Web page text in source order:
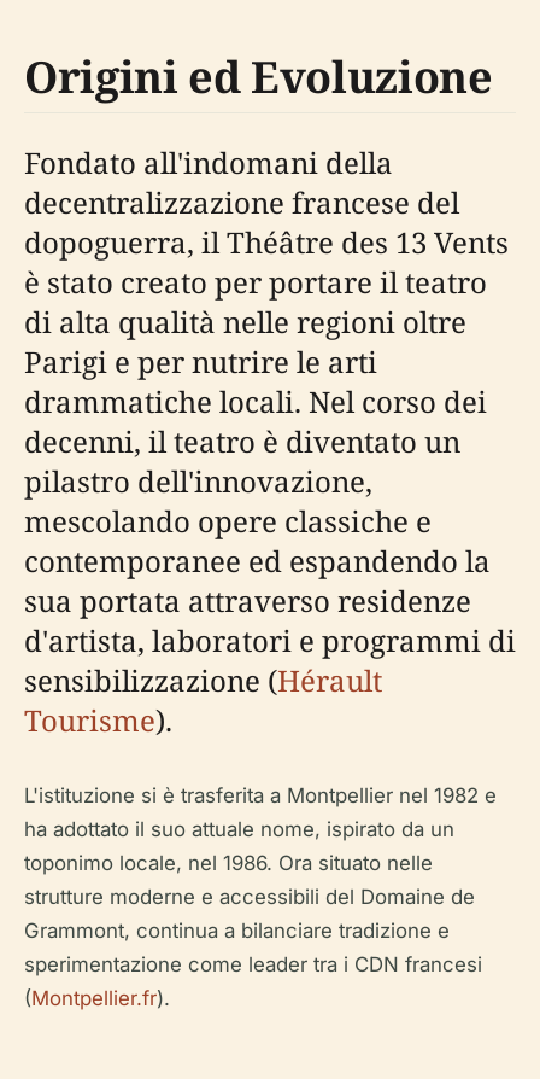
Origini ed Evoluzione
Fondato all'indomani della
decentralizzazione francese del
dopoguerra, il Théâtre des 13 Vents
è stato creato per portare il teatro
di alta qualità nelle regioni oltre
Parigi e per nutrire le arti
drammatiche locali. Nel corso dei
decenni, il teatro è diventato un
pilastro dell'innovazione,
mescolando opere classiche e
contemporanee ed espandendo la
sua portata attraverso residenze
d'artista, laboratori e programmi di
sensibilizzazione (Hérault
Tourisme).
L'istituzione si è trasferita a Montpellier nel 1982 e
ha adottato il suo attuale nome, ispirato da un
toponimo locale, nel 1986. Ora situato nelle
strutture moderne e accessibili del Domaine de
Grammont, continua a bilanciare tradizione e
sperimentazione come leader tra i CDN francesi
(Montpellier.fr).